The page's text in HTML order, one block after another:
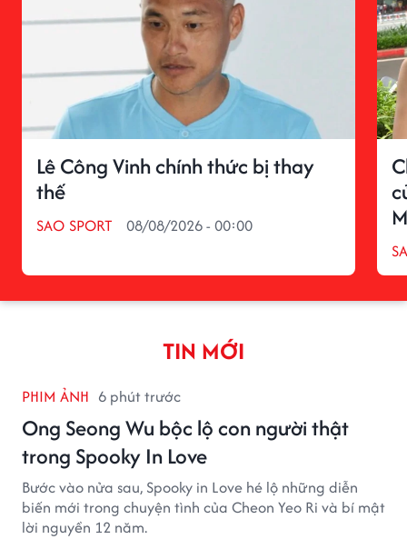
Lê Công Vinh chính thức bị thay
thế
SAO SPORT 08/08/2026 - 00:00
TIN MỚI
PHIM ẢNH 6 phút trước
Ong Seong Wu bộc lộ con người thật
trong Spooky In Love
Bước vào nửa sau, Spooky in Love hé lộ những diễn
biến mới trong chuyện tình của Cheon Yeo Ri và bí mật
lời nguyền 12 năm.